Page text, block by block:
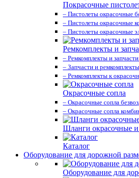
Покрасочные
– Пистолеты окрасочные
– Пистолеты окрасочные
– Пистолеты окрасочные
Ремкомплекты и
– Ремкомплекты и
– Запчасти и
– Ремкомплекты к
Окрасочные сопла
– Окрасочные сопла
– Окрасочные сопла
Шланги окрасочные и
Каталог
Оборудование для дорожной
Оборудование для